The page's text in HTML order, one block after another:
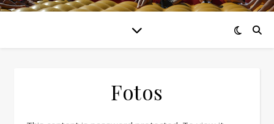
Fotos